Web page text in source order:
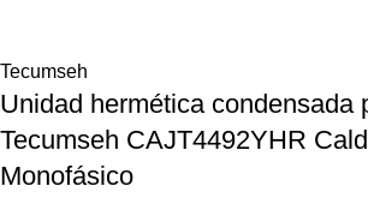
Tecumseh
Unidad hermética condensada
Tecumseh CAJT4492YHR
Monofásico